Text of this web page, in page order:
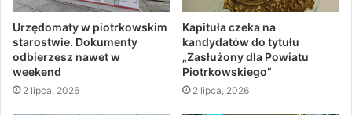
Urzędomaty w piotrkowskim
starostwie. Dokumenty
odbierzesz nawet w
weekend
2 lipca, 2026
Kapituła czeka na
kandydatów do tytułu
„Zasłużony dla Powiatu
Piotrkowskiego”
2 lipca, 2026